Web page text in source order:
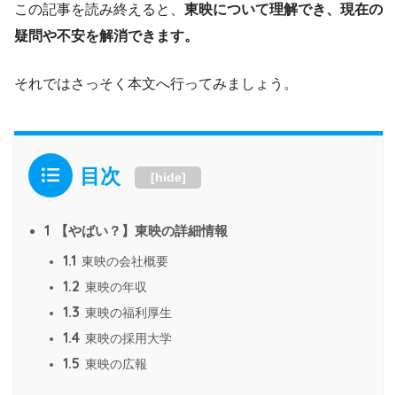
この記事を読み終えると、 東映について理解でき、現在の
疑問や不安を解消できます。
それではさっそく本文へ行ってみましょう。
目次 [hide]
1 【やばい？】東映の詳細情報
1.1 東映の会社概要
1.2 東映の年収
1.3 東映の福利厚生
1.4 東映の採用大学
1.5 東映の広報